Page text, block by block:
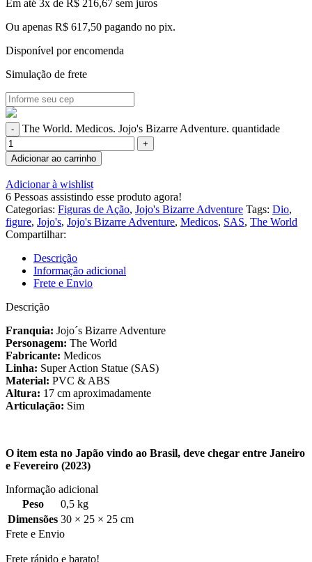
Em até 3x de R$ 216,67 sem juros
Ou apenas R$ 617,50 pagando no pix.
Disponível por encomenda
Simulação de frete
The World. Medicos. Jojo's Bizarre Adventure. quantidade
Adicionar ao carrinho
Adicionar à wishlist
6 Pessoas assistindo esse produto agora!
Categorias: Figuras de Ação, Jojo's Bizarre Adventure Tags: Dio,
figure, Jojo's, Jojo's Bizarre Adventure, Medicos, SAS, The World
Compartilhar:
Descrição
Informação adicional
Frete e Envio
Descrição
Franquia: Jojo´s Bizarre Adventure
Personagem: The World
Fabricante: Medicos
Linha: Super Action Statue (SAS)
Material: PVC & ABS
Altura: 17 cm aproximadamente
Articulação: Sim
O item esta no Japão vindo ao Brasil, deve chegar entre Janeiro
e Fevereiro (2023)
Informação adicional
Peso
0,5 kg
Dimensões 30 × 25 × 25 cm
Frete e Envio
Frete rápido e barato!